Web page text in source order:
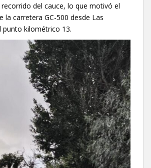
del cauce, lo que motivó el
la carretera GC-500 desde Las
punto kilométrico 13.